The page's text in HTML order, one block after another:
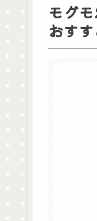
モグ
おす